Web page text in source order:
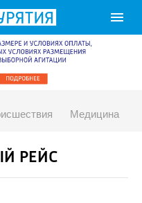
menu
Медицина
РЕЙС